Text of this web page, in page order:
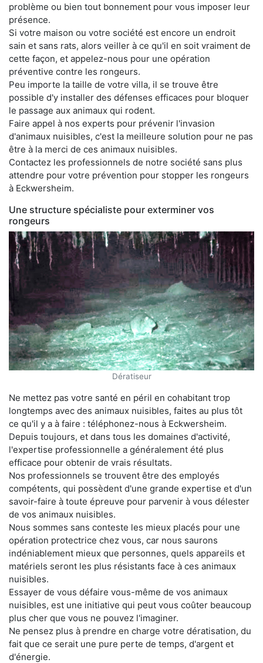
problème ou bien tout bonnement pour vous imposer leur
présence.
Si votre maison ou votre société est encore un endroit
sain et sans rats, alors veiller à ce qu'il en soit vraiment de
cette façon, et appelez-nous pour une opération
préventive contre les rongeurs.
Peu importe la taille de votre villa, il se trouve être
possible d'y installer des défenses efficaces pour bloquer
le passage aux animaux qui rodent.
Faire appel à nos experts pour prévenir l'invasion
d'animaux nuisibles, c'est la meilleure solution pour ne pas
être à la merci de ces animaux nuisibles.
Contactez les professionnels de notre société sans plus
attendre pour votre prévention pour stopper les rongeurs
à Eckwersheim.
Une structure spécialiste pour exterminer vos
rongeurs
Dératiseur
Ne mettez pas votre santé en péril en cohabitant trop
longtemps avec des animaux nuisibles, faites au plus tôt
ce qu'il y a à faire : téléphonez-nous à Eckwersheim.
Depuis toujours, et dans tous les domaines d'activité,
l'expertise professionnelle a généralement été plus
efficace pour obtenir de vrais résultats.
Nos professionnels se trouvent être des employés
compétents, qui possèdent d'une grande expertise et d'un
savoir-faire à toute épreuve pour parvenir à vous délester
de vos animaux nuisibles.
Nous sommes sans conteste les mieux placés pour une
opération protectrice chez vous, car nous saurons
indéniablement mieux que personnes, quels appareils et
matériels seront les plus résistants face à ces animaux
nuisibles.
Essayer de vous défaire vous-même de vos animaux
nuisibles, est une initiative qui peut vous coûter beaucoup
plus cher que vous ne pouvez l'imaginer.
Ne pensez plus à prendre en charge votre dératisation, du
fait que ce serait une pure perte de temps, d'argent et
d'énergie.